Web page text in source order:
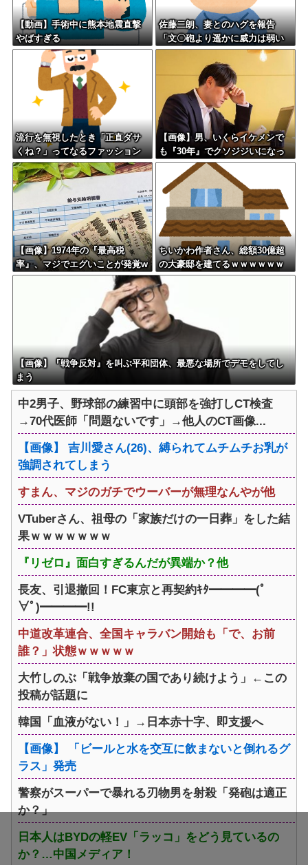
【動画】手術中に熊本地震直撃
やばすぎる
佐藤二朗、妻とのハグを報告
「文〇砲より遥かに威力は弱い
が、僕のノロケ砲をお見舞いす
流行を無視したとき「正直ダサ
くね？」ってなるファッション
上げてけ
【画像】男、いくらイケメンで
も『30年』でクソジジいになっ
てしまう
【画像】1974年の『最高税
率』、マジでエグいことが発覚w
www
ちいかわ作者さん、総額30億超
の大豪邸を建てるｗｗｗｗｗｗ
ｗｗｗｗｗｗｗｗｗｗｗｗｗ
【画像】『戦争反対』を叫ぶ平和団体、最悪な場所でデモをしてし
まう
中2男子、野球部の練習中に頭部を強打しCT検査
→70代医師「問題ないです」→他人のCT画像...
【画像】 吉川愛さん(26)、縛られてムチムチお乳が
強調されてしまう
すまん、マジのガチでウーバーが無理なんやが他
VTuberさん、祖母の「家族だけの一日葬」をした結
果ｗｗｗｗｗｗｗ
『リゼロ』面白すぎるんだが異端か？他
長友、引退撤回！FC東京と再契約ｷﾀ━━━━(ﾟ
∀ﾟ)━━━━!!
中道改革連合、全国キャラバン開始も「で、お前
誰？」状態ｗｗｗｗｗ
大竹しのぶ「戦争放棄の国であり続けよう」←この
投稿が話題に
韓国「血液がない！」→日本赤十字、即支援へ
【画像】 「ビールと水を交互に飲まないと倒れるグ
ラス」発売
警察がスーパーで暴れる刃物男を射殺「発砲は適正
か？」
日本人はBYDの軽EV「ラッコ」をどう見ているの
か？…中国メディア！